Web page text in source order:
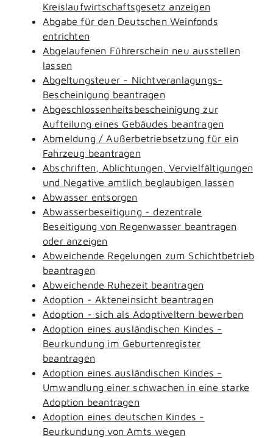
Kreislaufwirtschaftsgesetz anzeigen
Abgabe für den Deutschen Weinfonds
entrichten
Abgelaufenen Führerschein neu ausstellen
lassen
Abgeltungsteuer - Nichtveranlagungs-
Bescheinigung beantragen
Abgeschlossenheitsbescheinigung zur
Aufteilung eines Gebäudes beantragen
Abmeldung / Außerbetriebsetzung für ein
Fahrzeug beantragen
Abschriften, Ablichtungen, Vervielfältigungen
und Negative amtlich beglaubigen lassen
Abwasser entsorgen
Abwasserbeseitigung - dezentrale
Beseitigung von Regenwasser beantragen
oder anzeigen
Abweichende Regelungen zum Schichtbetrieb
beantragen
Abweichende Ruhezeit beantragen
Adoption - Akteneinsicht beantragen
Adoption - sich als Adoptiveltern bewerben
Adoption eines ausländischen Kindes -
Beurkundung im Geburtenregister
beantragen
Adoption eines ausländischen Kindes -
Umwandlung einer schwachen in eine starke
Adoption beantragen
Adoption eines deutschen Kindes -
Beurkundung von Amts wegen